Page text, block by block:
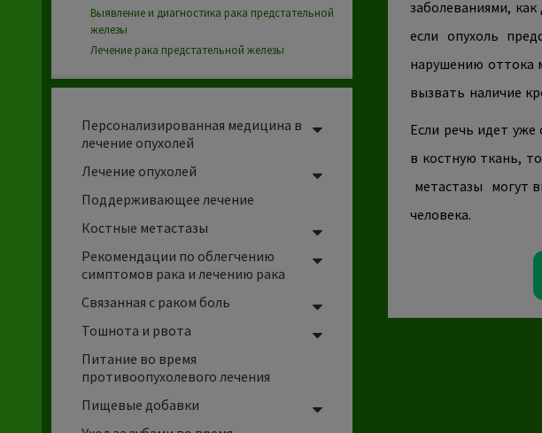
заболеваниями,
если опухоль
нарушению оттока
вызвать наличие
Если речь идет
в костную ткань,
метастазы могут
человека.
Выявление и диагностика рака предстательной
железы
Лечение рака предстательной железы
Персонализированная медицина в
лечение опухолей
Лечение опухолей
Поддерживающее лечение
Костные метастазы
Рекомендации по облегчению
симптомов рака и лечению рака
Связанная с раком боль
Тошнота и рвота
Питание во время
противоопухолевого лечения
Пищевые добавки